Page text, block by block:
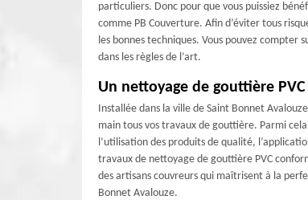
particuliers. Donc pour que vous puissiez
comme PB Couverture. Afin d’éviter tous
les bonnes techniques. Vous pouvez
dans les règles de l’art.
Un nettoyage de gouttière
Installée dans la ville de Saint Bonnet
main tous vos travaux de gouttière. Parmi
l’utilisation des produits de qualité,
travaux de nettoyage de gouttière PVC
des artisans couvreurs qui maîtrisent à la
Bonnet Avalouze.